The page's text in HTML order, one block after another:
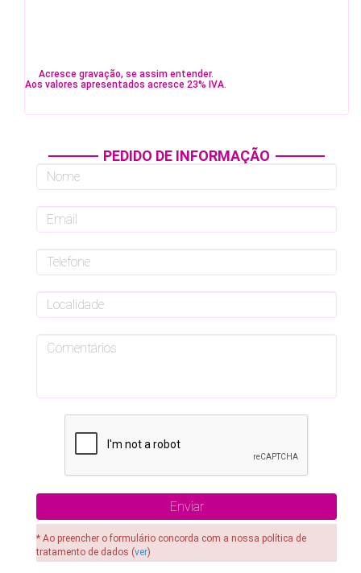
Acresce gravação, se assim entender.
Aos valores apresentados acresce 23% IVA.
PEDIDO DE INFORMAÇÃO
* Ao preencher o formulário concorda com a nossa política de
tratamento de dados (ver)